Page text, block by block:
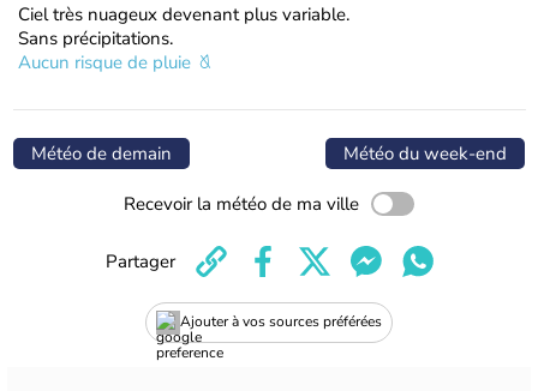
Ciel très nuageux devenant plus variable.
Sans précipitations.
Aucun risque de pluie
Météo de demain Météo du week-end
Recevoir la météo de ma ville
Ajouter à vos sources préférées
Partager